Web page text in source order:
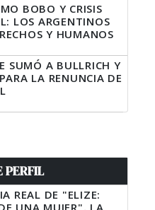
BOBO Y CRISIS
LOS ARGENTINOS
Y HUMANOS
SUMÓ A BULLRICH Y
LA RENUNCIA DE
PERFIL
REAL DE "ELIZE:
UNA MUJER", LA